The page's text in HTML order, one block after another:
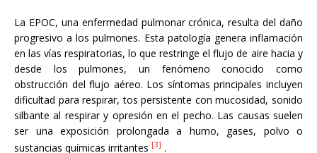
La EPOC, una enfermedad pulmonar crónica, resulta del daño
progresivo a los pulmones. Esta patología genera inflamación
en las vías respiratorias, lo que restringe el flujo de aire hacia y
desde los pulmones, un fenómeno conocido como
obstrucción del flujo aéreo. Los síntomas principales incluyen
dificultad para respirar, tos persistente con mucosidad, sonido
silbante al respirar y opresión en el pecho. Las causas suelen
ser una exposición prolongada a humo, gases, polvo o
sustancias químicas irritantes [3] .